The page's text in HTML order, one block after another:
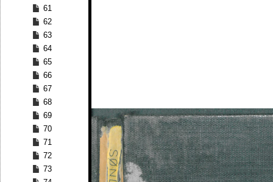
61
62
63
64
65
66
67
68
69
70
71
72
73